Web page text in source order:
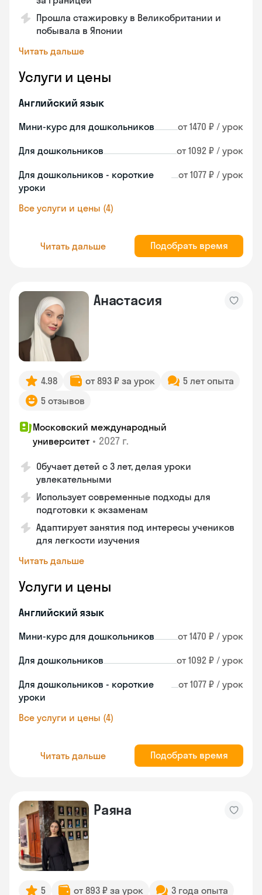
Прошла стажировку в Великобритании и
побывала в Японии
Читать дальше
Услуги и цены
Английский язык
Мини-курс для дошкольников от 1470 ₽ / урок
Для дошкольников от 1092 ₽ / урок
Для дошкольников - короткие
уроки
от 1077 ₽ / урок
Все услуги и цены (4)
Читать дальше Подобрать время
Анастасия
4.98 от 893 ₽ за урок
5 лет опыта
5 отзывов
Московский международный
университет • 2027 г.
Обучает детей с 3 лет, делая уроки
увлекательными
Использует современные подходы для
подготовки к экзаменам
Адаптирует занятия под интересы учеников
для легкости изучения
Читать дальше
Услуги и цены
Английский язык
Мини-курс для дошкольников от 1470 ₽ / урок
Для дошкольников от 1092 ₽ / урок
Для дошкольников - короткие
уроки
от 1077 ₽ / урок
Все услуги и цены (4)
Читать дальше Подобрать время
Раяна
5 от 893 ₽ за урок 3 года опыта